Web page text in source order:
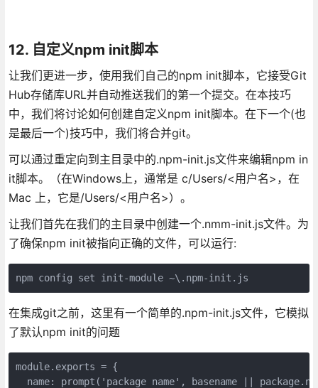
12. 自定义npm init脚本
让我们更进一步，使用我们自己的npm init脚本，它接受Git
Hub存储库URL并自动推送我们的第一个提交。在本技巧
中，我们将讨论如何创建自定义npm init脚本。在下一个(也
是最后一个)技巧中，我们将合并git。
可以通过重定向到主目录中的.npm-init.js文件来编辑npm in
it脚本。（在Windows上，通常是 c/Users/<用户名>，在
Mac 上，它是/Users/<用户名>）。
让我们首先在我们的主目录中创建一个.nmm-init.js文件。为
了确保npm init被指向正确的文件，可以运行:
在集成git之前，这里有一个简单的.npm-init.js文件，它模拟
了默认npm init的问题
module.exports = {
name: prompt('package name', basename ||